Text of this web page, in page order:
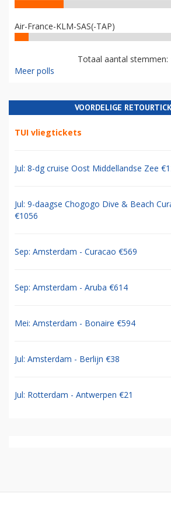
Air-France-KLM-SAS(-TAP)
Totaal aantal stemmen:
Meer polls
VOORDELIGE
TUI vliegtickets
Jul: 8-dg cruise Oost Middellandse Zee
Jul: 9-daagse Chogogo Dive & Beach
€1056
Sep: Amsterdam - Curacao €569
Sep: Amsterdam - Aruba €614
Mei: Amsterdam - Bonaire €594
Jul: Amsterdam - Berlijn €38
Jul: Rotterdam - Antwerpen €21